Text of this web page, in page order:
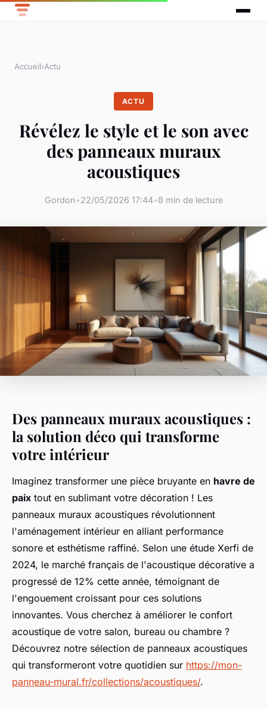
Accueil›Actu
ACTU
Révélez le style et le son avec
des panneaux muraux
acoustiques
Gordon•22/05/2026 17:44•8 min de lecture
Des panneaux muraux acoustiques :
la solution déco qui transforme
votre intérieur
Imaginez transformer une pièce bruyante en havre de
paix tout en sublimant votre décoration ! Les
panneaux muraux acoustiques révolutionnent
l'aménagement intérieur en alliant performance
sonore et esthétisme raffiné. Selon une étude Xerfi de
2024, le marché français de l'acoustique décorative a
progressé de 12% cette année, témoignant de
l'engouement croissant pour ces solutions
innovantes. Vous cherchez à améliorer le confort
acoustique de votre salon, bureau ou chambre ?
Découvrez notre sélection de panneaux acoustiques
qui transformeront votre quotidien sur https://mon-
panneau-mural.fr/collections/acoustiques/.